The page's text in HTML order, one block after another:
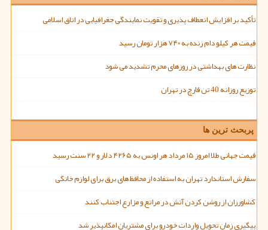
تأکید بر افزایش انعطاف پذیری و تقویت نمایندگی جغرافیایی در اتاق اسلامی
قیمت هر کیلو دام زنده به ۷۴۰ هزار تومان رسید
نظارت های بهداشتی در روزهای محرم تشدید می شود
توزیع روزانه 40 تن قارچ در تهران
پربحث ترین ها
قیمت جهانی طلا امروز ۱۵ مرداد هر اونس به ۴۲۶۵ دلار و ۲۲ سنت رسید
سفارش استاندارد تهران به استفاده از محافظ های برق برای لوازم خانگی
کشاورزان از روشن کردن آتش در مراتع و مزارع اجتناب کنند
پیگیری زمان تحویل واردات خودرو برای مشتریان امکانپذیر شد